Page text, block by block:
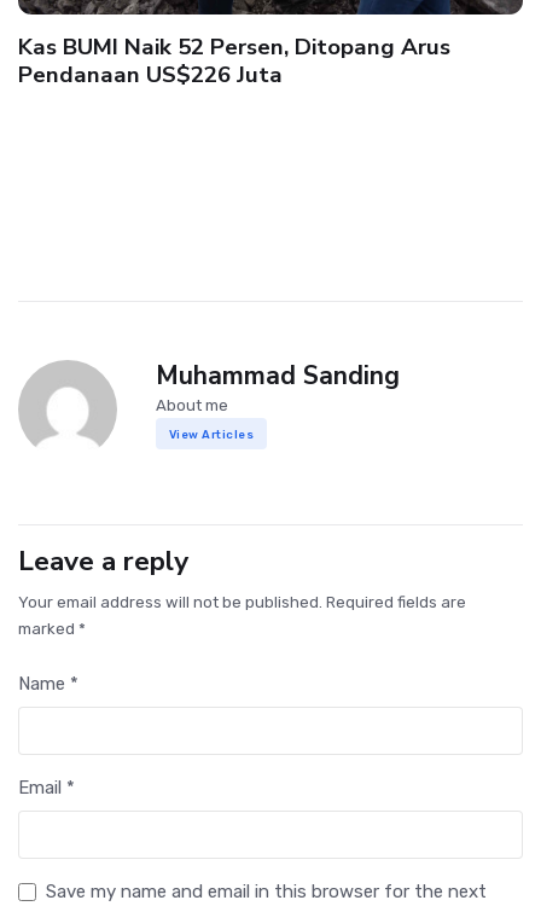
Kas BUMI Naik 52 Persen, Ditopang Arus
Pendanaan US$226 Juta
Muhammad Sanding
About me
View Articles
Leave a reply
Your email address will not be published. Required fields are
marked *
Name *
Email *
Save my name and email in this browser for the next